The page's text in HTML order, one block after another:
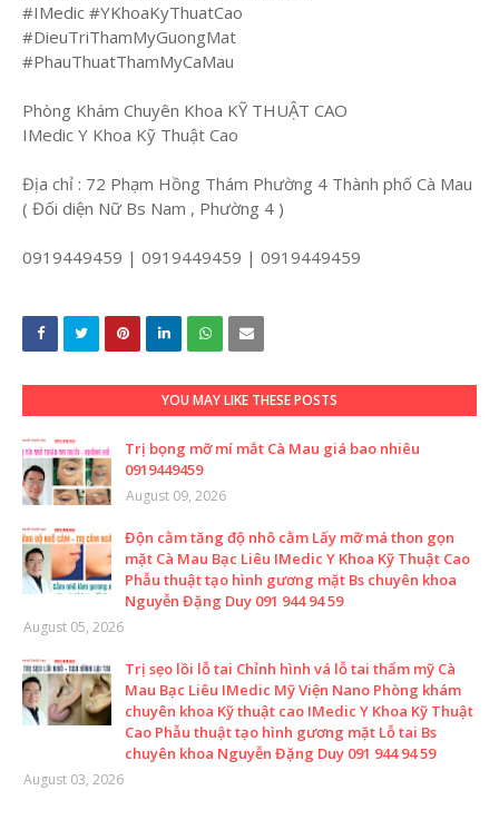
#IMedic #YKhoaKyThuatCao
#DieuTriThamMyGuongMat
#PhauThuatThamMyCaMau
Phòng Khám Chuyên Khoa KỸ THUẬT CAO
IMedic Y Khoa Kỹ Thuật Cao
Địa chỉ : 72 Phạm Hồng Thám Phường 4 Thành phố Cà Mau
( Đối diện Nữ Bs Nam , Phường 4 )
0919449459 | 0919449459 | 0919449459
YOU MAY LIKE THESE POSTS
Trị bọng mỡ mí mắt Cà Mau giá bao nhiêu
0919449459
August 09, 2026
Độn cằm tăng độ nhô cằm Lấy mỡ má thon gọn
mặt Cà Mau Bạc Liêu IMedic Y Khoa Kỹ Thuật Cao
Phẫu thuật tạo hình gương mặt Bs chuyên khoa
Nguyễn Đặng Duy 091 944 94 59
August 05, 2026
Trị sẹo lồi lỗ tai Chỉnh hình vá lỗ tai thẩm mỹ Cà
Mau Bạc Liêu IMedic Mỹ Viện Nano Phòng khám
chuyên khoa Kỹ thuật cao IMedic Y Khoa Kỹ Thuật
Cao Phẫu thuật tạo hình gương mặt Lỗ tai Bs
chuyên khoa Nguyễn Đặng Duy 091 944 94 59
August 03, 2026